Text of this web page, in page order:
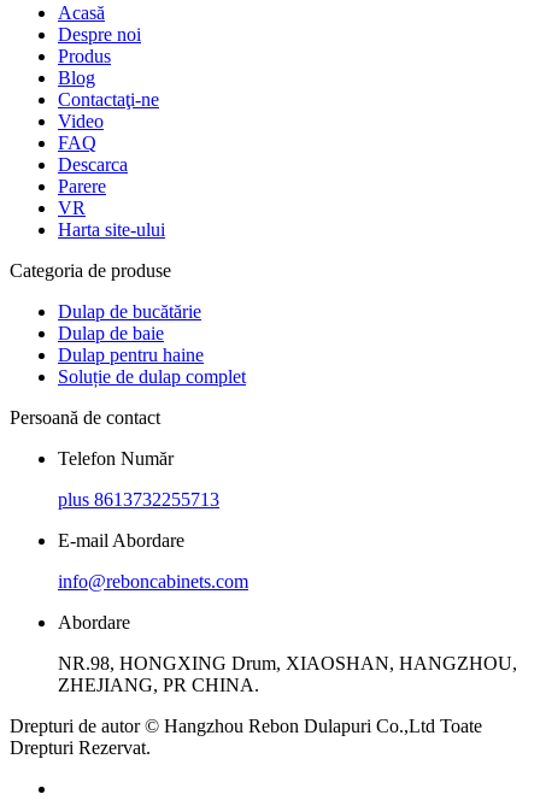
Acasă
Despre noi
Produs
Blog
Contactaţi-ne
Video
FAQ
Descarca
Parere
VR
Harta site-ului
Categoria de produse
Dulap de bucătărie
Dulap de baie
Dulap pentru haine
Soluție de dulap complet
Persoană de contact
Telefon Număr
plus 8613732255713
E-mail Abordare
info@reboncabinets.com
Abordare
NR.98, HONGXING Drum, XIAOSHAN, HANGZHOU,
ZHEJIANG, PR CHINA.
Drepturi de autor © Hangzhou Rebon Dulapuri Co.,Ltd Toate
Drepturi Rezervat.